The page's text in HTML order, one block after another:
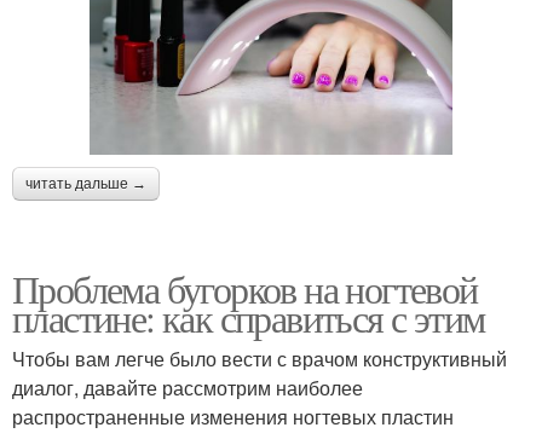
читать дальше →
Проблема бугорков на ногтевой
пластине: как справиться с этим
Чтобы вам легче было вести с врачом конструктивный
диалог, давайте рассмотрим наиболее
распространенные изменения ногтевых пластин